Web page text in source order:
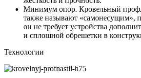
Минимум опор. Кровельный
также называют «самонесущим»,
он не требует устройства
и сплошной обрешетки в
Технологии